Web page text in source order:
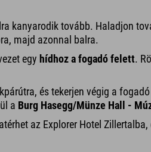
kanyarodik tovább. Haladjon
majd azonnal balra.
egy hídhoz a fogadó felett.
és tekerjen végig a
a Burg Hasegg/Münze Hall -
az Explorer Hotel